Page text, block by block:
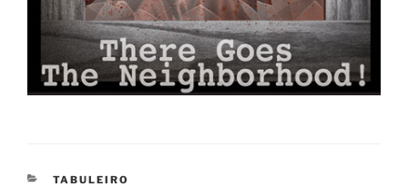
CATEGORIAS
TABULEIRO